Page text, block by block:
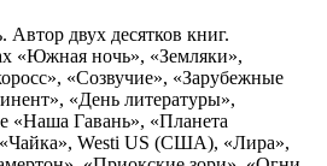
Автор двух десятков книг.
«Южная ночь», «Земляки»,
«Созвучие», «Зарубежные
«День литературы»,
«Наша Гавань», «Планета
«Чайка», Westi US (США), «Лира»,